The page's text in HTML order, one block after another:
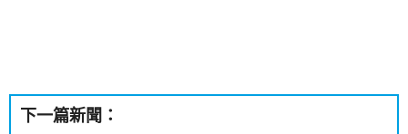
下一篇新聞：